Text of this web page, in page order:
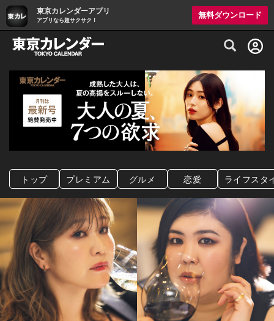
東京カレンダーアプリ
アプリなら超サクサク！
無料ダウンロード
グルメ情報・プレミアムレストラン予約
トップ プレミアム グルメ 恋愛 ライフスタ